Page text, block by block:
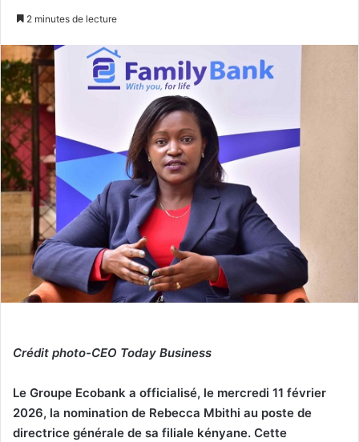
2 minutes de lecture
Crédit photo-CEO Today Business
Le Groupe Ecobank a officialisé, le mercredi 11 février
2026, la nomination de Rebecca Mbithi au poste de
directrice générale de sa filiale kényane. Cette